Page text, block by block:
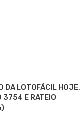
DA LOTOFÁCIL HOJE,
3754 E RATEIO